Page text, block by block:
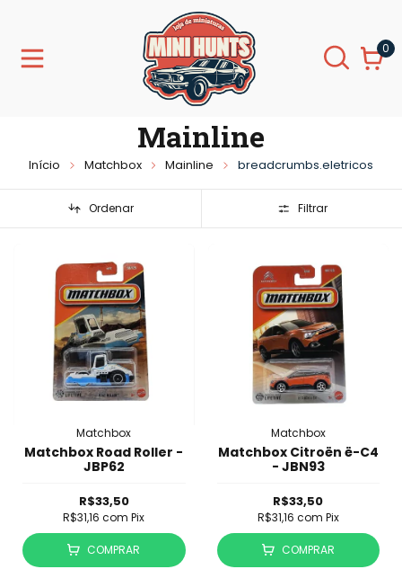
0
Mainline
Início Matchbox Mainline breadcrumbs.eletricos
Ordenar Filtrar
Matchbox
Matchbox Road Roller -
JBP62
R$33,50
R$31,16com Pix
COMPRAR
Matchbox
Matchbox Citroën ë-C4
- JBN93
R$33,50
R$31,16 com Pix
COMPRAR